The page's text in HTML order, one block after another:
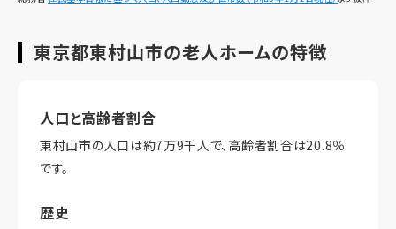
東京都東村山市の老人ホームの特徴
人口と高齢者割合
東村山市の人口は約7万9千人で、高齢者割合は20.8％
です。
歴史